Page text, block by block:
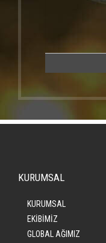
KURUMSAL
KURUMSAL
EKİBİMİZ
GLOBAL AĞIMIZ